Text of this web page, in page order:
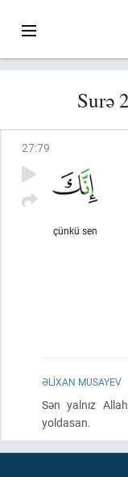
Surə
27:79
çünkü sen
ƏLIXAN MUSAYEV
Sən yalnız
yoldasan.